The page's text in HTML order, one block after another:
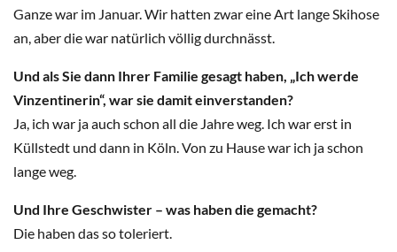
Ganze war im Januar. Wir hatten zwar eine Art lange Skihose
an, aber die war natürlich völlig durchnässt.
Und als Sie dann Ihrer Familie gesagt haben, „Ich werde
Vinzentinerin“, war sie damit einverstanden?
Ja, ich war ja auch schon all die Jahre weg. Ich war erst in
Küllstedt und dann in Köln. Von zu Hause war ich ja schon
lange weg.
Und Ihre Geschwister – was haben die gemacht?
Die haben das so toleriert.